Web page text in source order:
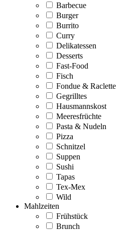
Barbecue
Burger
Burrito
Curry
Delikatessen
Desserts
Fast-Food
Fisch
Fondue & Raclette
Gegrilltes
Hausmannskost
Meeresfrüchte
Pasta & Nudeln
Pizza
Schnitzel
Suppen
Sushi
Tapas
Tex-Mex
Wild
Mahlzeiten
Frühstück
Brunch